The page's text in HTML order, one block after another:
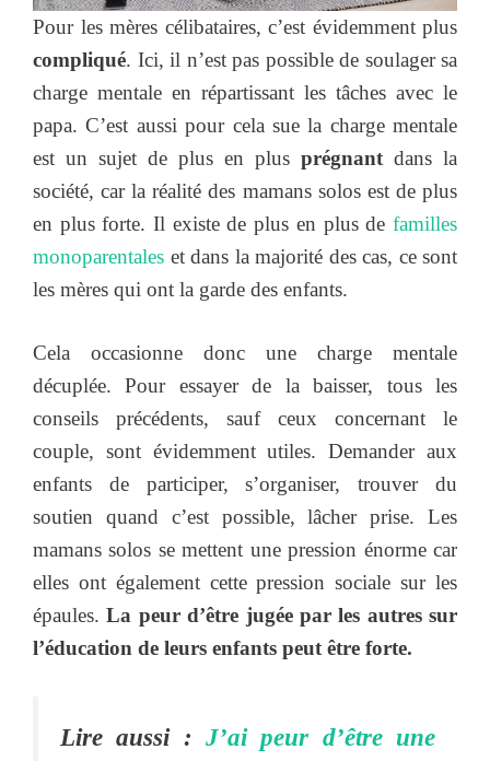
Pour les mères célibataires, c’est évidemment plus
compliqué. Ici, il n’est pas possible de soulager sa
charge mentale en répartissant les tâches avec le
papa. C’est aussi pour cela sue la charge mentale
est un sujet de plus en plus prégnant dans la
société, car la réalité des mamans solos est de plus
en plus forte. Il existe de plus en plus de familles
monoparentales et dans la majorité des cas, ce sont
les mères qui ont la garde des enfants.
Cela occasionne donc une charge mentale
décuplée. Pour essayer de la baisser, tous les
conseils précédents, sauf ceux concernant le
couple, sont évidemment utiles. Demander aux
enfants de participer, s’organiser, trouver du
soutien quand c’est possible, lâcher prise. Les
mamans solos se mettent une pression énorme car
elles ont également cette pression sociale sur les
épaules.La peur d’être jugée par les autres sur
l’éducation de leurs enfants peut être forte.
Lire aussi : J’ai peur d’être une